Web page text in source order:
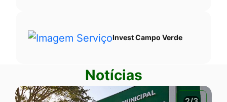
Invest Campo Verde
Notícias